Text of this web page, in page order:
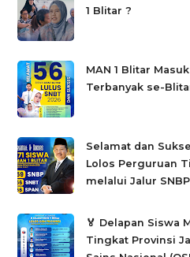
1 Blitar ?
MAN 1 Blitar
Terbanyak se-
Selamat dan
Lolos Perguruan
melalui Jalur
🏅 Delapan Siswa
Tingkat Provinsi